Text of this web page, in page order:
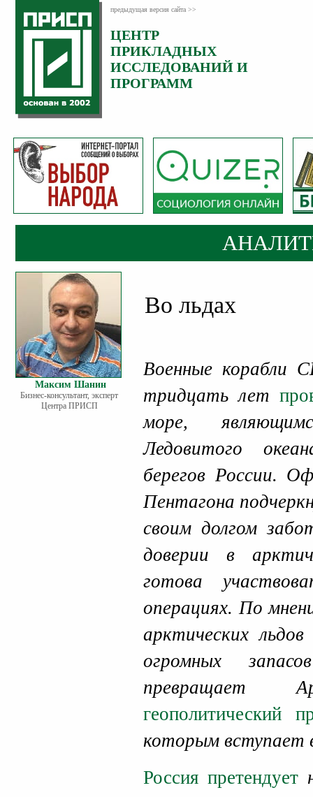
предыдущая версия сайта >>
ЦЕНТР
ПРИКЛАДНЫХ
ИССЛЕДОВАНИЙ И
ПРОГРАММ
Максим Шанин
Бизнес-консультант, эксперт
Центра ПРИСП
Во льдах
Военные корабли
тридцать лет
море,
Ледовитого
берегов России.
Пентагона
своим долгом
доверии в
готова
операциях. По
арктических
огромных
геополитический
которым вступает
Россия претендует
Категория:
Аналитика